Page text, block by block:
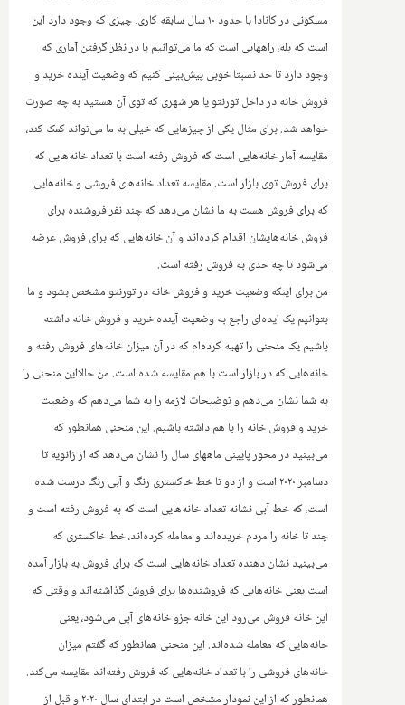
مسکونی در کانادا با حدود ۱۰ سال سابقه کاری. چیزی که وجود دارد این
است که بله، راههایی است که ما می‌توانیم با در نظر گرفتن آماری که
وجود دارد تا حد نسبتا خوبی پیش‌بینی کنیم که وضعیت آینده خرید و
فروش خانه در داخل تورنتو یا هر شهری که توی آن هستید به چه صورت
خواهد شد. برای مثال یکی از چیزهایی که خیلی به ما می‌تواند کمک کند،
مقایسه آمار خانه‌هایی است که فروش رفته است با تعداد خانه‌هایی که
برای فروش توی بازار است. مقایسه تعداد خانه‌های فروشی و خانه‌هایی
که برای فروش هست به ما نشان می‌دهد که چند نفر فروشنده برای
فروش خانه‌هایشان اقدام کرده‌اند و آن خانه‌هایی که برای فروش عرضه
می‌شود تا چه حدی به فروش رفته است.
من برای اینکه وضعیت خرید و فروش خانه در تورنتو مشخص بشود و ما
بتوانیم یک ایده‌ای راجع به وضعیت آینده خرید و فروش خانه داشته
باشیم یک منحنی را تهیه کرده‌ام که در آن میزان خانه‌های فروش رفته و
خانه‌هایی که در بازار است با هم مقایسه شده است. من حالااین منحنی را
به شما نشان می‌دهم و توضیحات لازمه را به شما می‌دهم که وضعیت
خرید و فروش خانه را با هم داشته باشیم. این منحنی همانطور که
می‌بینید در محور پایینی ماههای سال را نشان می‌دهد که از ژانویه تا
دسامبر ۲۰۲۰ است و از دو تا خط خاکستری رنگ و آبی رنگ درست شده
است، که خط آبی نشانه تعداد خانه‌هایی است که به فروش رفته است و
چند تا خانه را مردم خریده‌اند و معامله کرده‌اند، خط خاکستری که
می‌بینید نشان دهنده تعداد خانه‌هایی است که برای فروش به بازار آمده
است یعنی خانه‌هایی که فروشنده‌ها برای فروش گذاشته‌اند و وقتی که
این خانه فروش می‌رود این خانه جزو خانه‌های آبی می‌شود، یعنی
خانه‌هایی که معامله شده‌اند. این منحنی همانطور که گفتم میزان
خانه‌های فروشی را با تعداد خانه‌هایی که فروش رفته‌اند مقایسه می‌کند.
همانطور که از این نمودار مشخص است در ابتدای سال ۲۰۲۰ و قبل از